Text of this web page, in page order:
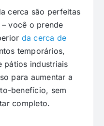
cerca são perfeitas
você o prende
da cerca de
temporários,
pátios industriais
para aumentar a
benefício, sem
completo.